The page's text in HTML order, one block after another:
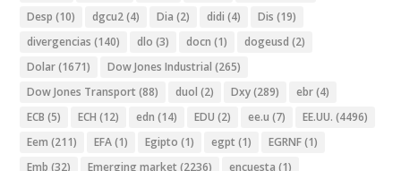
Desp (10) dgcu2(4) Dia (2) didi (4) Dis (19)
divergencias (140) dlo (3) docn (1) dogeusd (2)
Dolar(1671) Dow Jones Industrial (265)
Dow Jones Transport (88) duol (2) Dxy(289) ebr(4)
ECB (5) ECH (12) edn (14) EDU (2) ee.u (7) EE.UU. (4496)
Eem (211) EFA(1) Egipto (1) egpt (1) EGRNF(1)
Emb (32) Emerging market (2236) encuesta (1)